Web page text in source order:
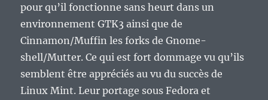
pour qu’il fonctionne sans heurt dans un
environnement GTK3 ainsi que de
Cinnamon/Muffin les forks de Gnome-
shell/Mutter. Ce qui est fort dommage vu qu’ils
semblent être appréciés au vu du succès de
Linux Mint. Leur portage sous Fedora et